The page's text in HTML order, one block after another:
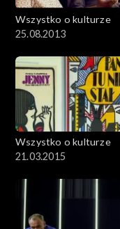
Wszystko o kulturze
25.08.2013
Wszystko o kulturze
21.03.2015